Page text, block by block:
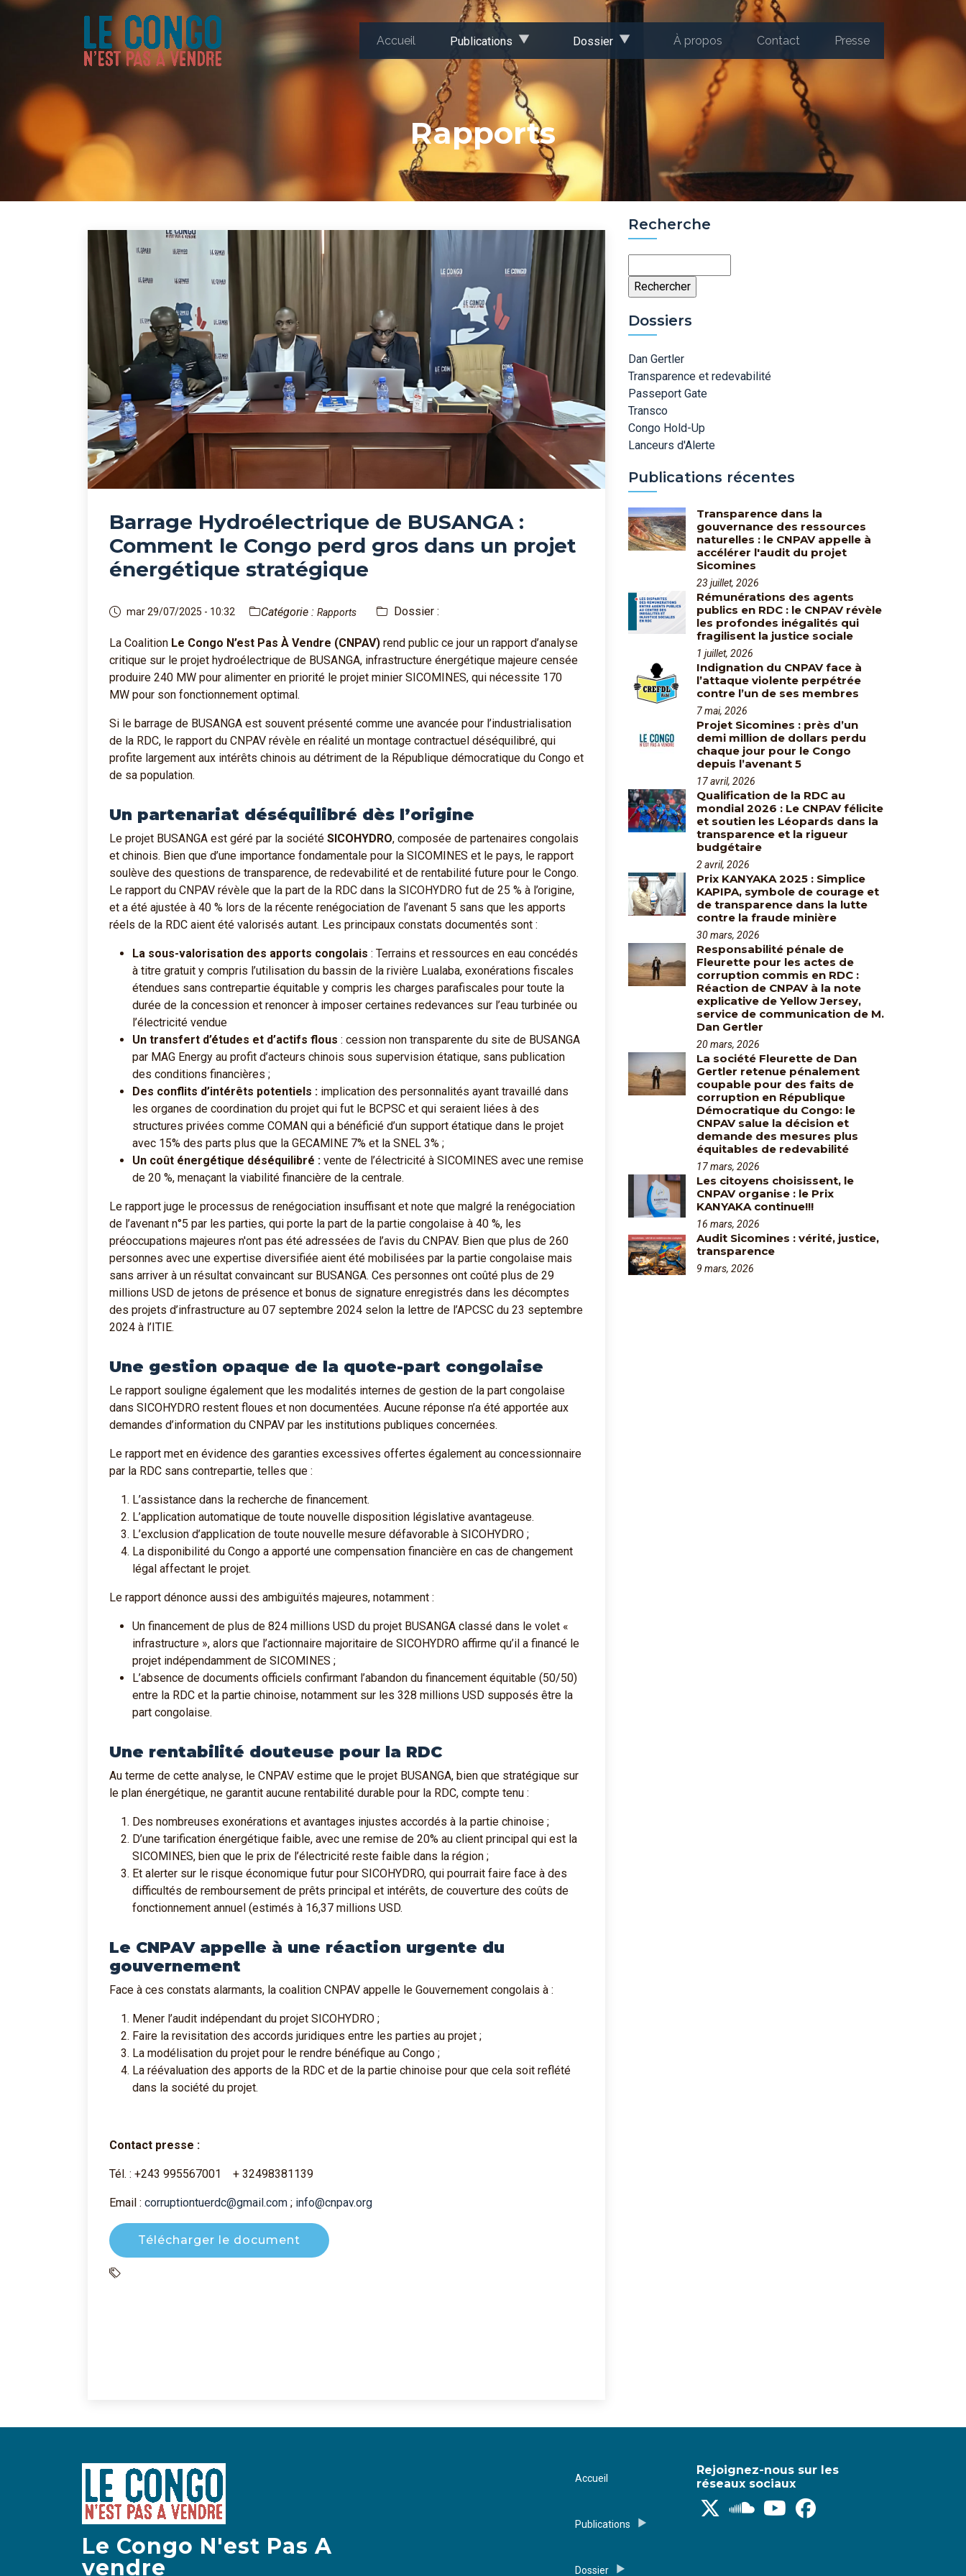
Accueil Publications Dossier À propos Contact Presse
Rapports
Barrage Hydroélectrique de BUSANGA :
Comment le Congo perd gros dans un projet
énergétique stratégique
mar 29/07/2025 - 10:32 Catégorie : Rapports Dossier :
La Coalition Le Congo N’est Pas À Vendre (CNPAV) rend public ce jour un rapport d’analyse
critique sur le projet hydroélectrique de BUSANGA, infrastructure énergétique majeure censée
produire 240 MW pour alimenter en priorité le projet minier SICOMINES, qui nécessite 170
MW pour son fonctionnement optimal.
Si le barrage de BUSANGA est souvent présenté comme une avancée pour l’industrialisation
de la RDC, le rapport du CNPAV révèle en réalité un montage contractuel déséquilibré, qui
profite largement aux intérêts chinois au détriment de la République démocratique du Congo et
de sa population.
Un partenariat déséquilibré dès l’origine
Le projet BUSANGA est géré par la société SICOHYDRO, composée de partenaires congolais
et chinois. Bien que d’une importance fondamentale pour la SICOMINES et le pays, le rapport
soulève des questions de transparence, de redevabilité et de rentabilité future pour le Congo.
Le rapport du CNPAV révèle que la part de la RDC dans la SICOHYDRO fut de 25 % à l’origine,
et a été ajustée à 40 % lors de la récente renégociation de l’avenant 5 sans que les apports
réels de la RDC aient été valorisés autant. Les principaux constats documentés sont :
La sous-valorisation des apports congolais : Terrains et ressources en eau concédés
à titre gratuit y compris l’utilisation du bassin de la rivière Lualaba, exonérations fiscales
étendues sans contrepartie équitable y compris les charges parafiscales pour toute la
durée de la concession et renoncer à imposer certaines redevances sur l’eau turbinée ou
l’électricité vendue
Un transfert d’études et d’actifs flous : cession non transparente du site de BUSANGA
par MAG Energy au profit d’acteurs chinois sous supervision étatique, sans publication
des conditions financières ;
Des conflits d’intérêts potentiels : implication des personnalités ayant travaillé dans
les organes de coordination du projet qui fut le BCPSC et qui seraient liées à des
structures privées comme COMAN qui a bénéficié d’un support étatique dans le projet
avec 15% des parts plus que la GECAMINE 7% et la SNEL 3% ;
Un coût énergétique déséquilibré : vente de l’électricité à SICOMINES avec une remise
de 20 %, menaçant la viabilité financière de la centrale.
Le rapport juge le processus de renégociation insuffisant et note que malgré la renégociation
de l’avenant n°5 par les parties, qui porte la part de la partie congolaise à 40 %, les
préoccupations majeures n'ont pas été adressées de l’avis du CNPAV. Bien que plus de 260
personnes avec une expertise diversifiée aient été mobilisées par la partie congolaise mais
sans arriver à un résultat convaincant sur BUSANGA. Ces personnes ont coûté plus de 29
millions USD de jetons de présence et bonus de signature enregistrés dans les décomptes
des projets d’infrastructure au 07 septembre 2024 selon la lettre de l’APCSC du 23 septembre
2024 à l’ITIE.
Une gestion opaque de la quote-part congolaise
Le rapport souligne également que les modalités internes de gestion de la part congolaise
dans SICOHYDRO restent floues et non documentées. Aucune réponse n’a été apportée aux
demandes d’information du CNPAV par les institutions publiques concernées.
Le rapport met en évidence des garanties excessives offertes également au concessionnaire
par la RDC sans contrepartie, telles que :
L’assistance dans la recherche de financement.
L’application automatique de toute nouvelle disposition législative avantageuse.
L’exclusion d’application de toute nouvelle mesure défavorable à SICOHYDRO ;
La disponibilité du Congo a apporté une compensation financière en cas de changement
légal affectant le projet.
Le rapport dénonce aussi des ambiguïtés majeures, notamment :
Un financement de plus de 824 millions USD du projet BUSANGA classé dans le volet «
infrastructure », alors que l’actionnaire majoritaire de SICOHYDRO affirme qu’il a financé le
projet indépendamment de SICOMINES ;
L’absence de documents officiels confirmant l’abandon du financement équitable (50/50)
entre la RDC et la partie chinoise, notamment sur les 328 millions USD supposés être la
part congolaise.
Une rentabilité douteuse pour la RDC
Au terme de cette analyse, le CNPAV estime que le projet BUSANGA, bien que stratégique sur
le plan énergétique, ne garantit aucune rentabilité durable pour la RDC, compte tenu :
Des nombreuses exonérations et avantages injustes accordés à la partie chinoise ;
D’une tarification énergétique faible, avec une remise de 20% au client principal qui est la
SICOMINES, bien que le prix de l’électricité reste faible dans la région ;
Et alerter sur le risque économique futur pour SICOHYDRO, qui pourrait faire face à des
difficultés de remboursement de prêts principal et intérêts, de couverture des coûts de
fonctionnement annuel (estimés à 16,37 millions USD.
Le CNPAV appelle à une réaction urgente du
gouvernement
Face à ces constats alarmants, la coalition CNPAV appelle le Gouvernement congolais à :
Mener l’audit indépendant du projet SICOHYDRO ;
Faire la revisitation des accords juridiques entre les parties au projet ;
La modélisation du projet pour le rendre bénéfique au Congo ;
La réévaluation des apports de la RDC et de la partie chinoise pour que cela soit reflété
dans la société du projet.
Contact presse :
Tél. : +243 995567001 + 32498381139
Email : corruptiontuerdc@gmail.com ; info@cnpav.org
Télécharger le document
Recherche
Dossiers
Dan Gertler
Transparence et redevabilité
Passeport Gate
Transco
Congo Hold-Up
Lanceurs d'Alerte
Publications récentes
Transparence dans la
gouvernance des ressources
naturelles : le CNPAV appelle à
accélérer l'audit du projet
Sicomines
23 juillet, 2026
Rémunérations des agents
publics en RDC : le CNPAV révèle
les profondes inégalités qui
fragilisent la justice sociale
1 juillet, 2026
Indignation du CNPAV face à
l’attaque violente perpétrée
contre l’un de ses membres
7 mai, 2026
Projet Sicomines : près d’un
demi million de dollars perdu
chaque jour pour le Congo
depuis l’avenant 5
17 avril, 2026
Qualification de la RDC au
mondial 2026 : Le CNPAV félicite
et soutien les Léopards dans la
transparence et la rigueur
budgétaire
2 avril, 2026
Prix KANYAKA 2025 : Simplice
KAPIPA, symbole de courage et
de transparence dans la lutte
contre la fraude minière
30 mars, 2026
Responsabilité pénale de
Fleurette pour les actes de
corruption commis en RDC :
Réaction de CNPAV à la note
explicative de Yellow Jersey,
service de communication de M.
Dan Gertler
20 mars, 2026
La société Fleurette de Dan
Gertler retenue pénalement
coupable pour des faits de
corruption en République
Démocratique du Congo: le
CNPAV salue la décision et
demande des mesures plus
équitables de redevabilité
17 mars, 2026
Les citoyens choisissent, le
CNPAV organise : le Prix
KANYAKA continue!!!
16 mars, 2026
Audit Sicomines : vérité, justice,
transparence
9 mars, 2026
Le Congo N'est Pas A
vendre
Accueil
Publications
Dossier
Rejoignez-nous sur les
réseaux sociaux